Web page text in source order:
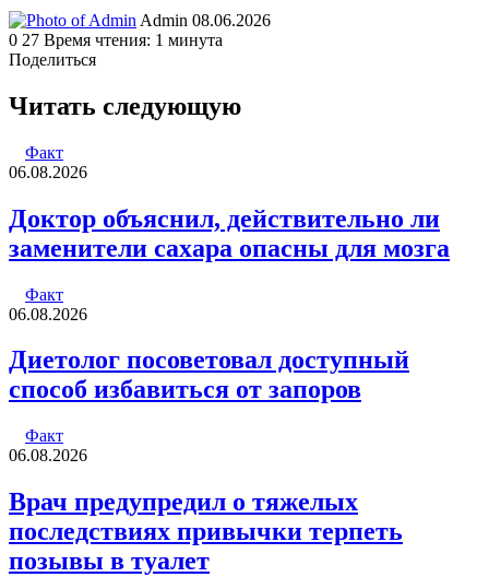
Admin Send
an
08.06.2026
0 27 Время чтения: 1 минута
Поделиться
через
электронную
Читать следующую
Факт
06.08.2026
Доктор объяснил, действительно ли
заменители сахара опасны для мозга
Факт
06.08.2026
Диетолог посоветовал доступный
способ избавиться от запоров
Факт
06.08.2026
Врач предупредил о тяжелых
последствиях привычки терпеть
позывы в туалет